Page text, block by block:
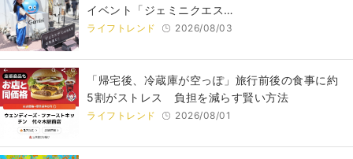
イベント「ジェミニクエス…
ライフトレンド 2026/08/03
「帰宅後、冷蔵庫が空っぽ」旅行前後の食事に約
5割がストレス 負担を減らす賢い方法
ライフトレンド 2026/08/01